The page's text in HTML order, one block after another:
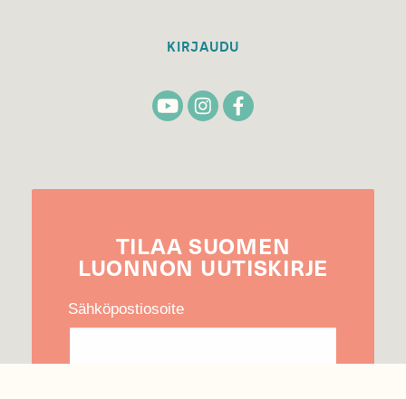
KIRJAUDU
TILAA SUOMEN
LUONNON UUTIS­KIRJE
Sähköpostiosoite